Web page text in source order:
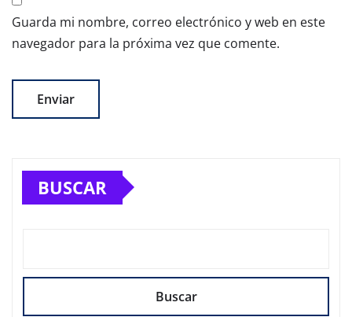
Guarda mi nombre, correo electrónico y web en este
navegador para la próxima vez que comente.
BUSCAR
Buscar